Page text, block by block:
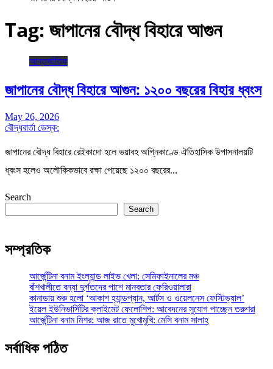
Tag: জাপানের বৌদ্ধ বিহারে আগুন
আন্তর্জাতিক
জাপানের বৌদ্ধ বিহারে আগুন: ১২০০ বছরের বিহার ধ্বংস
May 26, 2026
বৌদ্ধবার্তা ডেস্ক:
জাপানের বৌদ্ধ বিহারে রেইকাদো হলে ভয়াবহ অগ্নিকাণ্ডে ঐতিহাসিক উপাসনালয়টি
ধ্বংস হলেও অলৌকিকভাবে রক্ষা পেয়েছে ১২০০ বছরের…
Search
Search
সম্প্রতিক
আর্জেন্টিনা বনাম ইংল্যান্ড লাইভ খেলা: সেমিফাইনালের মঞ্চ
বাঁশখালীতে বন্যা দুর্গতদের পাশে মানবতার ফেরিওয়ালারা
কানাডায় শুরু হলো ‘আকাশ হ্যান্ডপ্যান, আর্টস ও ওয়েলনেস ফেস্টিভ্যাল’
ইয়েল ইউনিভার্সিটির ক্লাইমেট ফেলোশিপ: আবেদনের সুযোগ পাচ্ছেন তরুণরা
আর্জেন্টিনা বনাম মিশর: আজ রাতে মুখোমুখি: মেসি বনাম সালাহ
সর্বাধিক পঠিত